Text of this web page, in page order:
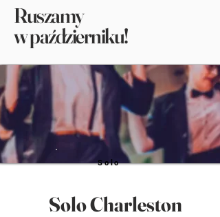
Ruszamy
w październiku!
Solo
Solo Charleston